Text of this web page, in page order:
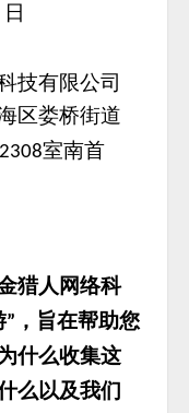
日
技有限公司
区娄桥街道
2308室南首
猎人网络科
” ，旨在帮助您
什么收集这
么以及我们